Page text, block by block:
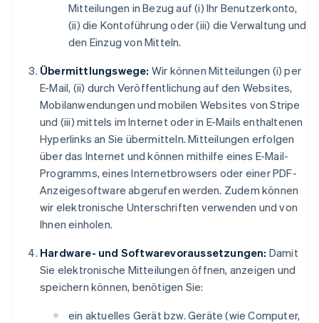
Mitteilungen in Bezug auf (i) Ihr Benutzerkonto,
(ii) die Kontoführung oder (iii) die Verwaltung und
den Einzug von Mitteln.
Übermittlungswege: Wir können Mitteilungen (i) per
E-Mail, (ii) durch Veröffentlichung auf den Websites,
Mobilanwendungen und mobilen Websites von Stripe
und (iii) mittels im Internet oder in E-Mails enthaltenen
Hyperlinks an Sie übermitteln. Mitteilungen erfolgen
über das Internet und können mithilfe eines E-Mail-
Programms, eines Internetbrowsers oder einer PDF-
Anzeigesoftware abgerufen werden. Zudem können
wir elektronische Unterschriften verwenden und von
Ihnen einholen.
Hardware- und Softwarevoraussetzungen: Damit
Sie elektronische Mitteilungen öffnen, anzeigen und
speichern können, benötigen Sie:
ein aktuelles Gerät bzw. Geräte (wie Computer,